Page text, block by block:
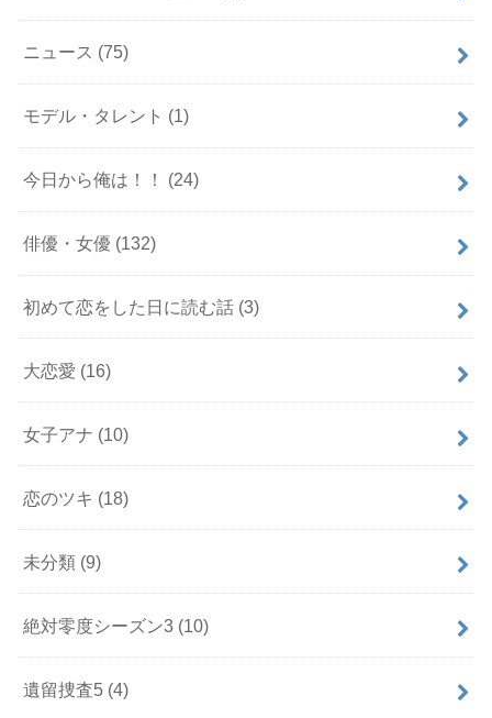
ニュース (75)
モデル・タレント (1)
今日から俺は！！ (24)
俳優・女優 (132)
初めて恋をした日に読む話 (3)
大恋愛 (16)
女子アナ (10)
恋のツキ (18)
未分類 (9)
絶対零度シーズン3 (10)
遺留捜査5 (4)